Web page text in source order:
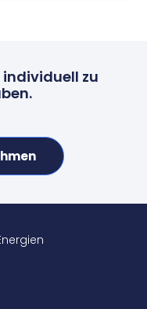
individuell zu